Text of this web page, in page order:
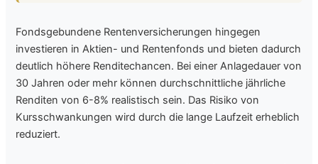
Fondsgebundene Rentenversicherungen hingegen
investieren in Aktien- und Rentenfonds und bieten dadurch
deutlich höhere Renditechancen. Bei einer Anlagedauer von
30 Jahren oder mehr können durchschnittliche jährliche
Renditen von 6-8% realistisch sein. Das Risiko von
Kursschwankungen wird durch die lange Laufzeit erheblich
reduziert.